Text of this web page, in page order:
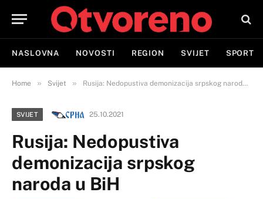
NASLOVNA NOVOSTI REGION SVIJET SPORT
Home » Svijet » Rusija: Nedopustiva demonizacija srpskog naroda u BiH
SVIJET 25.10.2021
Rusija: Nedopustiva
demonizacija srpskog
naroda u BiH